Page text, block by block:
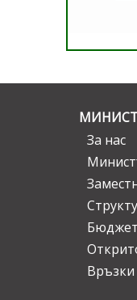
За нас
Бюджет
Връзки